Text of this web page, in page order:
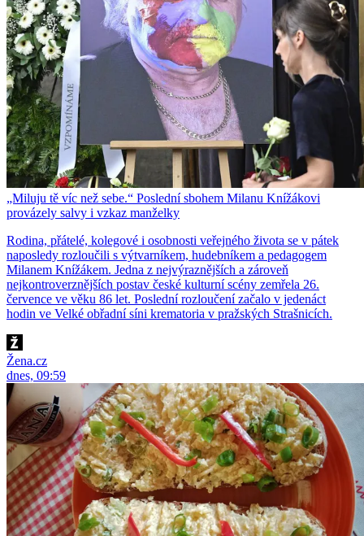
„Miluju tě víc než sebe.“ Poslední sbohem Milanu Knížákovi
provázely salvy i vzkaz manželky
Rodina, přátelé, kolegové i osobnosti veřejného života se v pátek
naposledy rozloučili s výtvarníkem, hudebníkem a pedagogem
Milanem Knížákem. Jedna z nejvýraznějších a zároveň
nejkontroverznějších postav české kulturní scény zemřela 26.
července ve věku 86 let. Poslední rozloučení začalo v jedenáct
hodin ve Velké obřadní síni krematoria v pražských Strašnicích.
Žena.cz
dnes, 09:59